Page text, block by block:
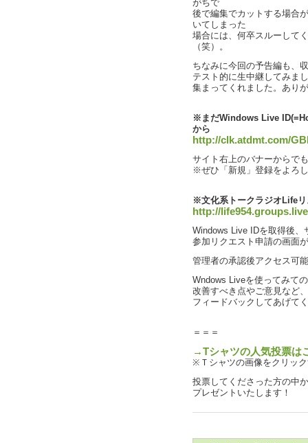
がちで
後で編集でカットする場合
いてしまった
場合には、何卒スルーして
（笑）。
ちなみに今回の予告編も、
テスト的に生中継してみま
集まってくれました。あり
※まだWindows Live
から
http://clk.atdmt.com/
サイト右上のバナーからで
※ぜひ「新規」登録をよろ
※文化系トークラジオLife
http://
Windows Live IDを取得後、
参加リクエスト申請の画面
管理者の承認後アクセス可
Wndows Liveを使ってみて
改善すべき点やご意見など
フィードバックしてあげて
＝＝＝
→Tシャツの人気投票は
※Ｔシャツの画像をクリッ
投票してくださった方の中
プレゼントいたします！